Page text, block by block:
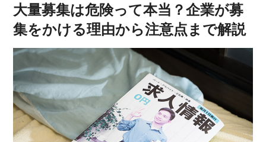
大量募集は危険って本当？企業が募
集をかける理由から注意点まで解説